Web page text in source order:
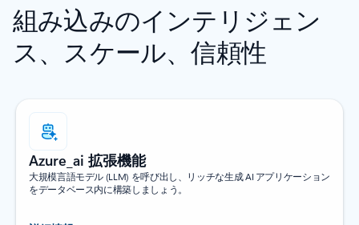
組み込みのインテリジェン
ス、スケール、信頼性
Azure_ai 拡張機能
大規模言語モデル (LLM) を呼び出し、リッチな生成 AI アプリケーション
をデータベース内に構築しましょう。